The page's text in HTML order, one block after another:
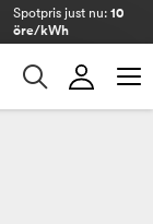
Spotpris just nu:10
öre/kWh